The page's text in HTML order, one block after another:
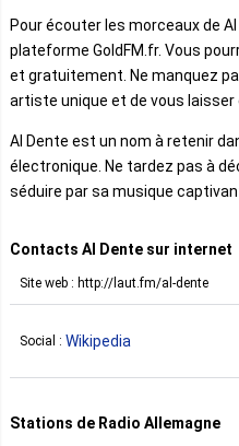
Pour écouter les morceaux de
plateforme GoldFM.fr. Vous
et gratuitement. Ne manquez
artiste unique et de vous laisser
Al Dente est un nom à retenir
électronique. Ne tardez pas à
séduire par sa musique
Contacts Al Dente sur internet
Site web : http://laut.fm/al-dente
Social : Wikipedia
Stations de Radio Allemagne